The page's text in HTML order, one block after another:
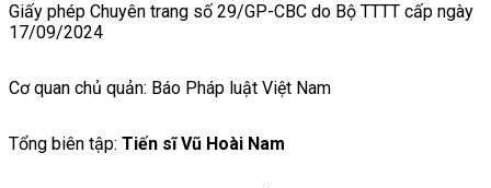
Giấy phép Chuyên trang số 29/GP-CBC do Bộ TTTT cấp ngày
17/09/2024
Cơ quan chủ quản: Báo Pháp luật Việt Nam
Tổng biên tập: Tiến sĩ Vũ Hoài Nam